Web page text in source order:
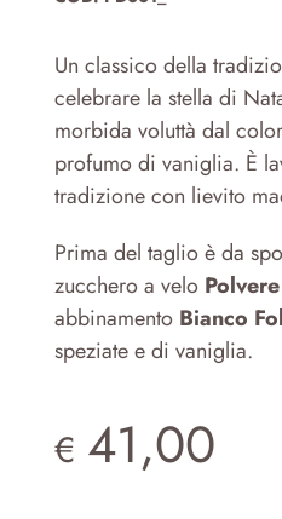
Un classico della
celebrare la stella di
morbida voluttà dal
profumo di vaniglia. È
tradizione con lievito
Prima del taglio è da
zucchero a velo
abbinamento Bianco
speziate e di vaniglia.
€ 41,00